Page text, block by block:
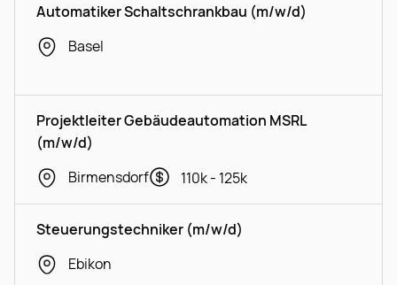
Automatiker Schaltschrankbau (m/w/d)
Basel
Projektleiter Gebäudeautomation MSRL
(m/w/d)
Birmensdorf
110k - 125k
Steuerungstechniker (m/w/d)
Ebikon